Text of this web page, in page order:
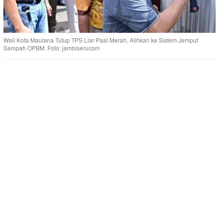
Wali Kota Maulana Tutup TPS Liar Paal Merah, Alihkan ke Sistem Jemput
Sampah OPBM. Foto: jambiserucom